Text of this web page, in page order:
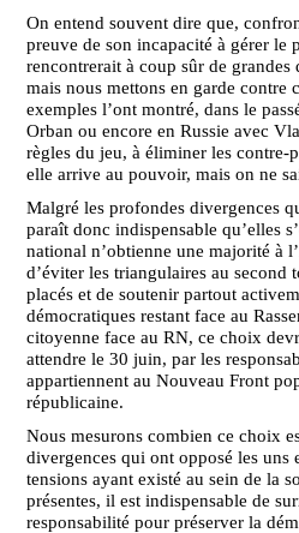
On entend souvent dire que,
preuve de son incapacité à gérer le
rencontrerait à coup sûr de
mais nous mettons en garde contre
exemples l’ont montré, dans le
Orban ou encore en Russie avec
règles du jeu, à éliminer les contre-
elle arrive au pouvoir, mais on ne
Malgré les profondes divergences
paraît donc indispensable qu’elles
national n’obtienne une majorité à
d’éviter les triangulaires au
placés et de soutenir partout
démocratiques restant face au
citoyenne face au RN, ce choix
attendre le 30 juin, par les
appartiennent au Nouveau Front
républicaine.
Nous mesurons combien ce choix
divergences qui ont opposé les uns
tensions ayant existé au sein de la
présentes, il est indispensable de
responsabilité pour préserver la